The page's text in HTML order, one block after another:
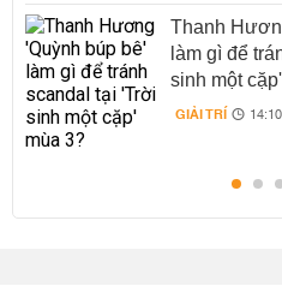
Thanh
làm gì để
sinh một
GIẢI TRÍ